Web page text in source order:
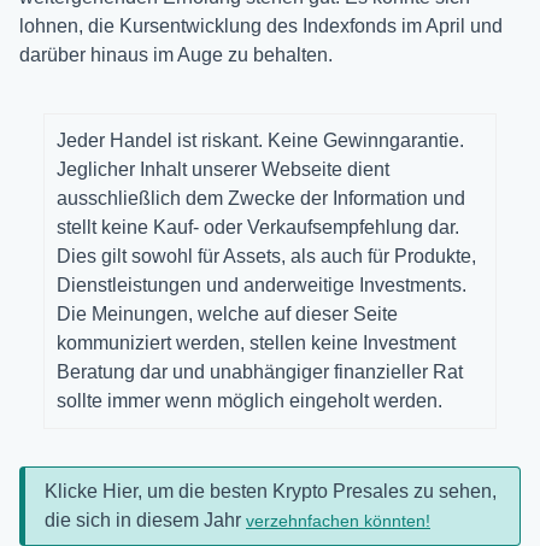
lohnen, die Kursentwicklung des Indexfonds im April und
darüber hinaus im Auge zu behalten.
Jeder Handel ist riskant. Keine Gewinngarantie.
Jeglicher Inhalt unserer Webseite dient
ausschließlich dem Zwecke der Information und
stellt keine Kauf- oder Verkaufsempfehlung dar.
Dies gilt sowohl für Assets, als auch für Produkte,
Dienstleistungen und anderweitige Investments.
Die Meinungen, welche auf dieser Seite
kommuniziert werden, stellen keine Investment
Beratung dar und unabhängiger finanzieller Rat
sollte immer wenn möglich eingeholt werden.
Klicke Hier, um die besten Krypto Presales zu sehen,
die sich in diesem Jahr verzehnfachen könnten!